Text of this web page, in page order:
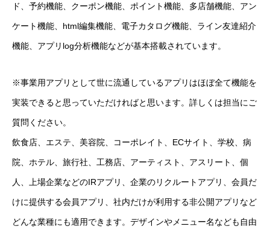
ド、予約機能、クーポン機能、ポイント機能、多店舗機能、アン
ケート機能、html編集機能、電子カタログ機能、ライン友達紹介
機能、アプリlog分析機能などが基本搭載されています。
※事業用アプリとして世に流通しているアプリはほぼ全て機能を
実装できると思っていただければと思います。詳しくは担当にご
質問ください。
飲食店、エステ、美容院、コーポレイト、ECサイト、学校、病
院、ホテル、旅行社、工務店、アーティスト、アスリート、個
人、上場企業などのIRアプリ、企業のリクルートアプリ、会員だ
けに提供する会員アプリ、社内だけが利用する非公開アプリなど
どんな業種にも適用できます。デザインやメニュー名なども自由